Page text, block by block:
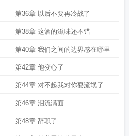
第36章 以后不要再冷战了
第38章 这酒的滋味还不错
第40章 我们之间的边界感在哪里
第42章 他变心了
第44章 对不起我对你耍流氓了
第46章 泪流满面
第48章 辞职了